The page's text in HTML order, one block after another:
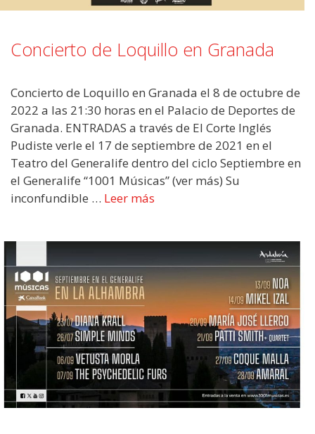
Concierto de Loquillo en Granada
Concierto de Loquillo en Granada el 8 de octubre de
2022 a las 21:30 horas en el Palacio de Deportes de
Granada. ENTRADAS a través de El Corte Inglés
Pudiste verle el 17 de septiembre de 2021 en el
Teatro del Generalife dentro del ciclo Septiembre en
el Generalife “1001 Músicas” (ver más) Su
inconfundible … Leer más